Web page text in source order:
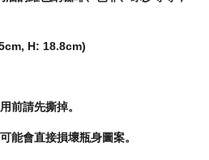
H: 18.8cm)
前請先撕掉。
能會直接損壞瓶身圖案。